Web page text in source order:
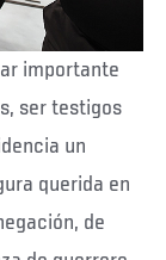
importante
ser testigos
un
querida en
de